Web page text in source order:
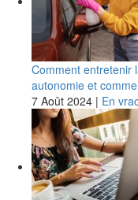
Comment entretenir
autonomie et
7 Août 2024 | En